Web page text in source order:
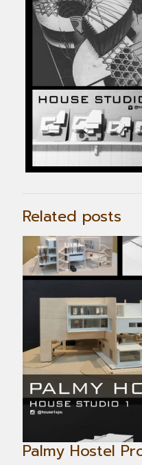
Related posts
Palmy Hostel